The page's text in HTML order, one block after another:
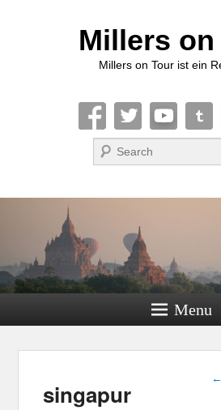
Millers on
Millers on Tour ist ein
Suche
Menu
singapur